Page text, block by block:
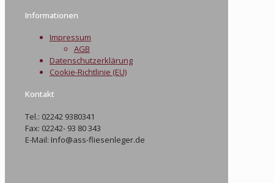
Informationen
Impressum
AGB
Datenschutzerklärung
Cookie-Richtlinie (EU)
Kontakt
Tel.: 02242 9380341
Fax: 02242- 93 80 343
E-Mail: Info@ass-fliesenleger.de